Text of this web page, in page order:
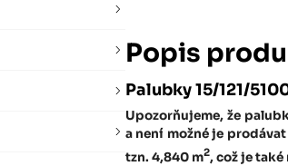
Popis
Palubky 15/121/
Upozorňujeme, že
a není možné je
tzn. 4,840 m2, což je